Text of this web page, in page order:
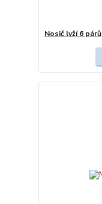
Nosič lyží 6 párů